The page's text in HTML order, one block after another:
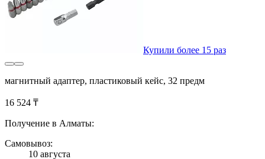
Купили более 15 раз
магнитный адаптер, пластиковый кейс, 32 предм
16 524 ₸
Получение в Алматы:
Самовывоз:
10 августа